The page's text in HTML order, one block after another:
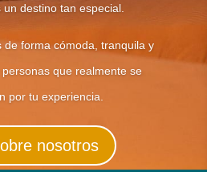
destino tan especial.
de forma cómoda, tranquila y
que realmente se
por tu experiencia.
nosotros